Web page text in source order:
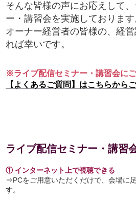
そんな皆様の声にお応えして
ー・講習会を実施しております
オーナー経営者の皆様の、経
れば幸いです。
※ライブ配信セミナー・講習会に
【よくあるご質問】はこちらから
ライブ配信セミナー・講習
① インターネット上で視聴できる
⇒PCをご用意いただくだけで、会場に
す。